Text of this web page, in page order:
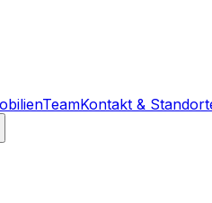
TeamKontakt &